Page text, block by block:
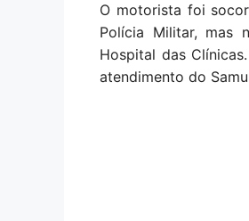
O motorista foi
Polícia Militar, mas
Hospital das
atendimento do